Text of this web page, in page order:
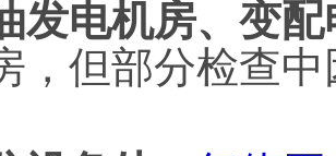
电机房、变配
，但部分检查